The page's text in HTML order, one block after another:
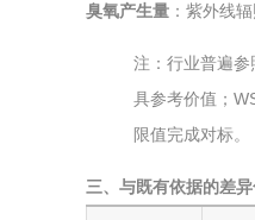
臭氧产生量 ：紫外线
注：行业普遍
具参考价值；
限值完成对标。
三、与既有依据的差